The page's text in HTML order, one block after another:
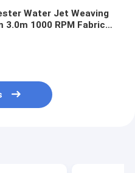
Water Jet Weaving
3.0m 1000 RPM Fabric